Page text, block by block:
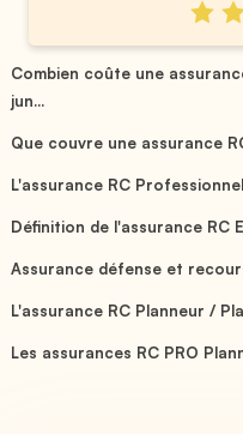
Combien coûte une
jun...
Que couvre une assurance
L'assurance RC
Définition de l'assurance RC
Assurance défense et
L'assurance RC Planneur /
Les assurances RC PRO